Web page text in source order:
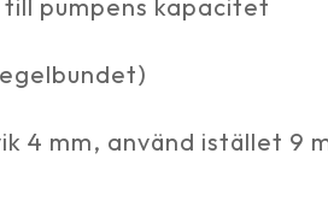
pumpens kapacitet
4 mm, använd istället 9